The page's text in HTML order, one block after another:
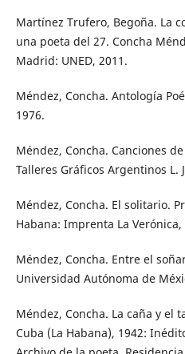
Martínez Trufero, Begoña. La
una poeta del 27. Concha
Madrid: UNED, 2011.
Méndez, Concha. Antología
1976.
Méndez, Concha. Canciones
Talleres Gráficos Argentinos L.
Méndez, Concha. El solitario.
Habana: Imprenta La Verónica,
Méndez, Concha. Entre el
Universidad Autónoma de
Méndez, Concha. La caña y el
Cuba (La Habana), 1942: